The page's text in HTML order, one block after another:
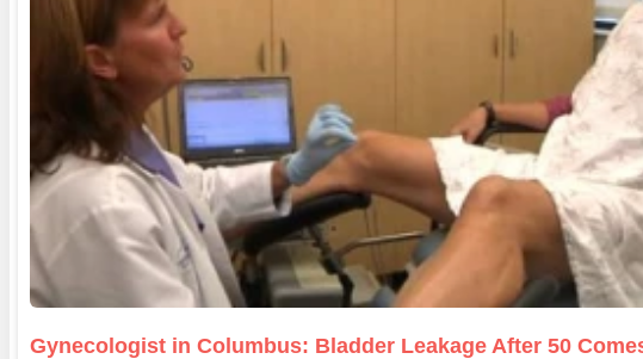
Gynecologist in Columbus: Bladder Leakage After 50